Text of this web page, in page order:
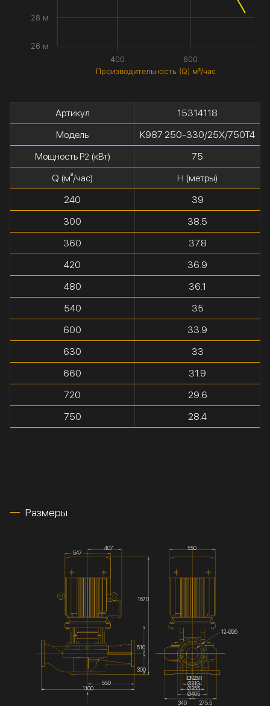
Производительность (Q) м³/час
400 600
26 м
28 м
Артикул
15314118
Модель
К987 250-330/25Х/750Т4
Мощность P2 (кВт)
75
Q (м³/час)
H (метры)
240
39
300
38.5
360
37.8
420
36.9
480
36.1
540
35
600
33.9
630
33
660
31.9
720
29.6
750
28.4
Размеры
DN250
407 550
547
1670
12-Ø26
510
300
550
1100
Ø319
Ø355
Ø405
340
275.5